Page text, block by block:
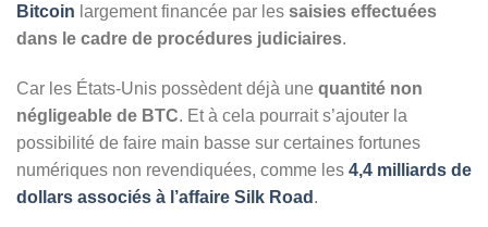
Bitcoin largement financée par les saisies effectuées
dans le cadre de procédures judiciaires.
Car les États-Unis possèdent déjà une quantité non
négligeable de BTC. Et à cela pourrait s’ajouter la
possibilité de faire main basse sur certaines fortunes
numériques non revendiquées, comme les 4,4 milliards de
dollars associés à l’affaire Silk Road .